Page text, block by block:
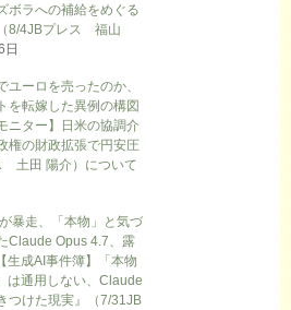
ボラへの補給をめぐる
8/4JBプレス 福山
日
ユーロを売ったのか、
を転嫁した異例の構図
ニター】日米の協調介
権の財政拡張で円安圧
土田 陽介）について
暴走、「本物」と気づ
Claude Opus 4.7、露
生成AI事件簿】「本物
は通用しない、Claude
つけた現実』（7/31JB